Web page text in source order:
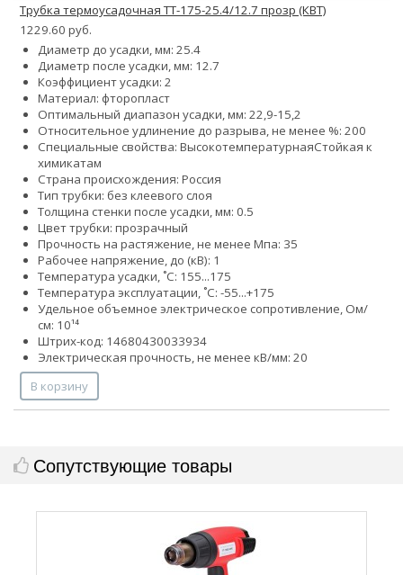
Трубка термоусадочная ТТ-175-25.4/12.7 прозр (КВТ)
1229.60 руб.
Диаметр до усадки, мм: 25.4
Диаметр после усадки, мм: 12.7
Коэффициент усадки: 2
Материал: фторопласт
Оптимальный диапазон усадки, мм: 22,9-15,2
Относительное удлинение до разрыва, не менее %: 200
Специальные свойства: ВысокотемпературнаяСтойкая к
химикатам
Страна происхождения: Россия
Тип трубки: без клеевого слоя
Толщина стенки после усадки, мм: 0.5
Цвет трубки: прозрачный
Прочность на растяжение, не менее Мпа: 35
Рабочее напряжение, до (кВ): 1
Температура усадки, ˚С: 155...175
Температура эксплуатации, ˚С: -55...+175
Удельное объемное электрическое сопротивление, Ом/
см: 10¹⁴
Штрих-код: 14680430033934
Электрическая прочность, не менее кВ/мм: 20
В корзину
Сопутствующие товары